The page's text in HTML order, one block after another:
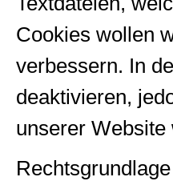
Cookies wollen
verbessern. In
deaktivieren,
unserer